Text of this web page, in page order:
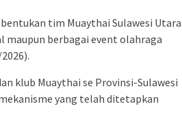
tim Muaythai Sulawesi Utara
maupun berbagai event olahraga
klub Muaythai se Provinsi-Sulawesi
yang telah ditetapkan